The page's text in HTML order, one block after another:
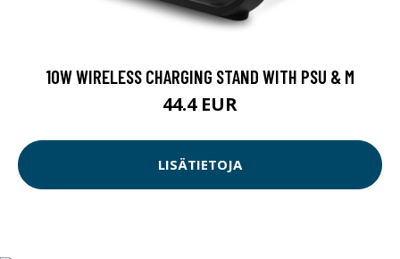
10W WIRELESS CHARGING STAND WITH PSU & M
44.4 EUR
LISÄTIETOJA